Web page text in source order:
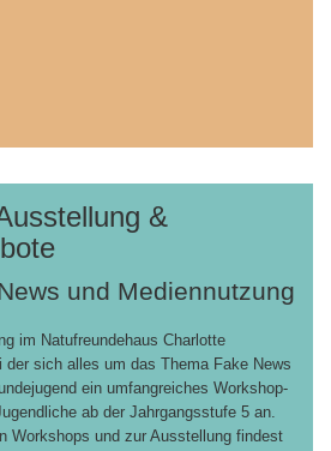
&
und Mediennutzung
im Natufreundehaus Charlotte
der sich alles um das Thema Fake News
ein umfangreiches Workshop-
ab der Jahrgangsstufe 5 an.
Workshops und zur Ausstellung findest